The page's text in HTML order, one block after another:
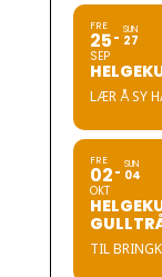
FRE
25
SEP
SUN
27
LÆR Å SY
FRE
02
OKT
SUN
04
TIL